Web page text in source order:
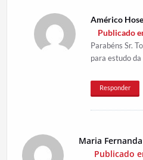
Américo
Publicado
Parabéns Sr.
para estudo
Responder
Maria
Publicado